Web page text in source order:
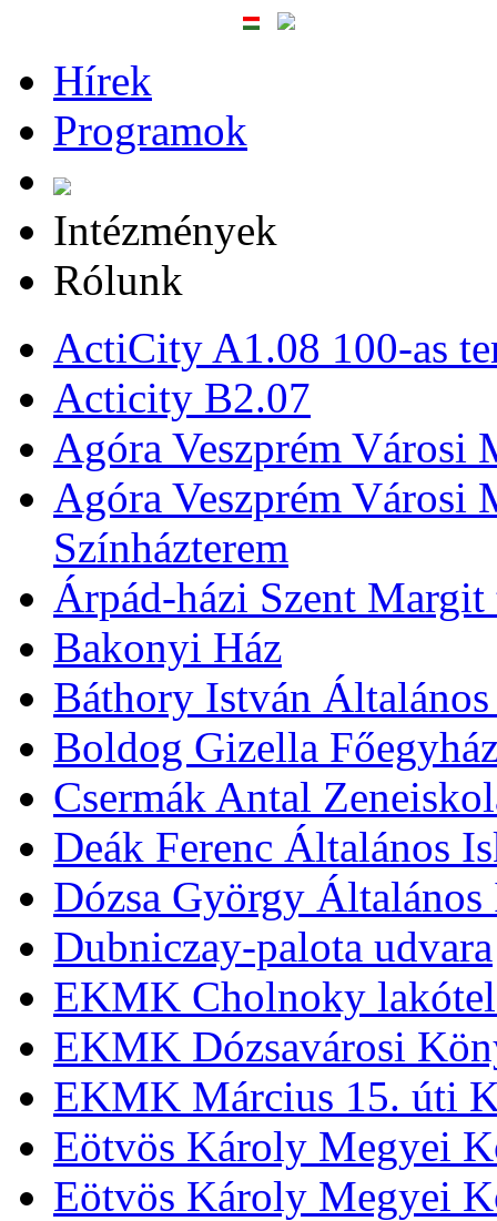
Hírek
Programok
Intézmények
Rólunk
ActiCity A1.08 100-as
Acticity B2.07
Agóra Veszprém Városi
Agóra Veszprém Városi
Színházterem
Árpád-házi Szent
Bakonyi Ház
Báthory István
Boldog Gizella
Csermák Antal
Deák Ferenc Általános
Dózsa György Általános
Dubniczay-palota udvara
EKMK Cholnoky
EKMK Dózsavárosi
EKMK Március 15. úti
Eötvös Károly Megyei
Eötvös Károly Megyei